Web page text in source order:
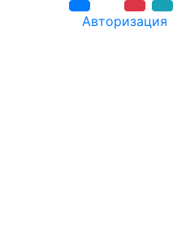
Авторизация